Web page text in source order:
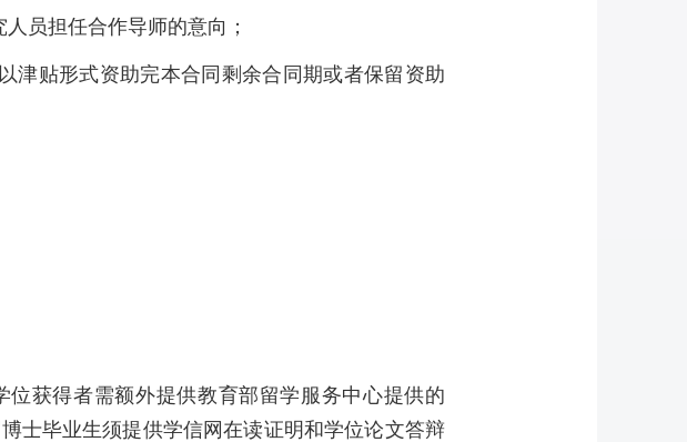
员担任合作导师的意向；
津贴形式资助完本合同剩余合同期或者保留资助
获得者需额外提供教育部留学服务中心提供的
士毕业生须提供学信网在读证明和学位论文答辩